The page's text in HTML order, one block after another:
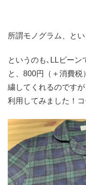
所謂モノグラム、とい
というのも､LLビーン
と、800円（＋消費税
繍してくれるのです
利用してみました！コ